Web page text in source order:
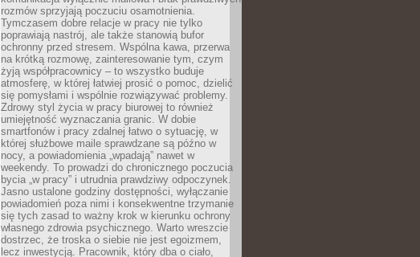
rozmów sprzyjają poczuciu osamotnienia.
Tymczasem dobre relacje w pracy nie tylko
poprawiają nastrój, ale także stanowią bufor
ochronny przed stresem. Wspólna kawa, przerwa
na krótką rozmowę, zainteresowanie tym, czym
żyją współpracownicy – to wszystko buduje
atmosferę, w której łatwiej prosić o pomoc, dzielić
się pomysłami i wspólnie rozwiązywać problemy.
Zdrowy styl życia w pracy biurowej to również
umiejętność wyznaczania granic. W dobie
smartfonów i pracy zdalnej łatwo o sytuację, w
której służbowe maile sprawdzane są późno w
nocy, a powiadomienia „wpadają” nawet w
weekendy. To prowadzi do chronicznego poczucia
bycia „w pracy” i utrudnia prawdziwy odpoczynek.
Jasno ustalone godziny dostępności, wyłączanie
powiadomień poza nimi i konsekwentne trzymanie
się tych zasad to ważny krok w kierunku ochrony
własnego zdrowia psychicznego. Warto wreszcie
dostrzec, że troska o siebie nie jest egoizmem,
lecz inwestycją. Pracownik, który dba o ciało,